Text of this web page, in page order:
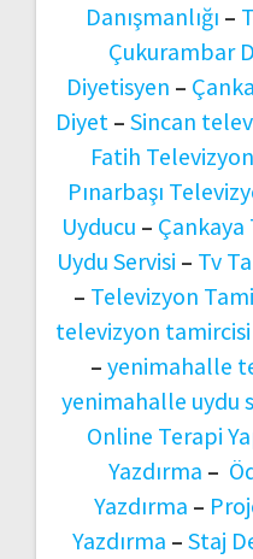
Danışmanlığı –
Çukurambar
Diyetisyen –
Diyet – Sincan
Fatih
Pınarbaşı
Uyducu – Çankaya
Uydu Servisi – Tv
– Televizyon
televizyon tamircisi
– yenimahalle
yenimahalle uydu
Online Terapi
Yazdırma –
Yazdırma –
Yazdırma – Staj